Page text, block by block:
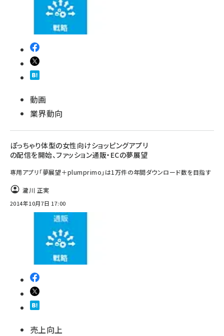
動画
業界動向
ぽっちゃり体型の女性向けショッピングアプリ
の配信を開始、ファッション通販・ECの夢展望
専用アプリ「夢展望＋plumprimo」は1万件の年間ダウンロード数を目指す
瀧川 正実
2014年10月7日 17:00
売上向上